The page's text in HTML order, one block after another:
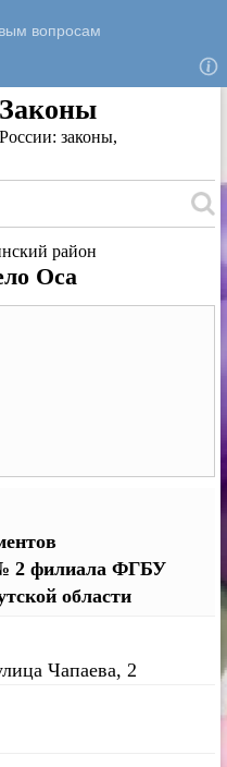
законы,
район
Оса
№ 2 филиала ФГБУ
области
Чапаева, 2
предложений по сайту: rk-